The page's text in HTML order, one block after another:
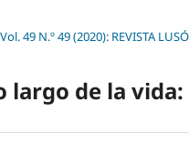
Vol. 49 N.º 49 (2020): REVISTA
largo de la